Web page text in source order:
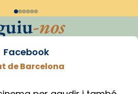
-nos
Facebook
de Barcelona